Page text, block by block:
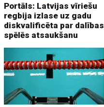
Portāls: Latvijas vīriešu
regbija izlase uz gadu
diskvalificēta par dalības
spēlēs atsaukšanu